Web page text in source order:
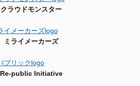
クラウドモンスター
ミライメーカーズ
Re-public Initiative